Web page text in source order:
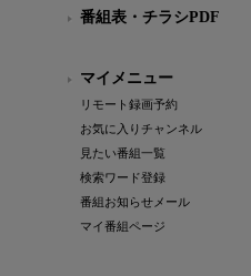
番組表・チラシPDF
マイメニュー
リモート録画予約
お気に入りチャンネル
見たい番組一覧
検索ワード登録
番組お知らせメール
マイ番組ページ